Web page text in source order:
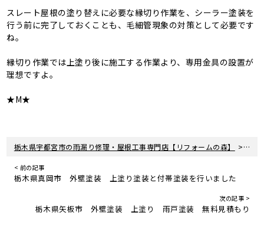
スレート屋根の塗り替えに必要な縁切り作業を、シーラー塗装を
行う前に完了しておくことも、毛細管現象の対策として必要です
ね。
縁切り作業では上塗り後に施工する作業より、専用金具の設置が
理想ですよ。
★M★
栃木県宇都宮市の雨漏り修理・屋根工事専門店【リフォームの森】 > 新着
< 前の記事
栃木県真岡市 外壁塗装 上塗り塗装と付帯塗装を行いました
次の記事 >
栃木県矢板市 外壁塗装 上塗り 雨戸塗装 無料見積もり